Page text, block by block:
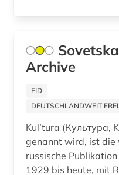
geschichte (58)
Slowakei (2)
Slowenien (1)
Archive
FID
DEUTSCHLANDWEIT
Kul’tura (Культура,
genannt wird, ist die
russische
1929 bis heute, mit